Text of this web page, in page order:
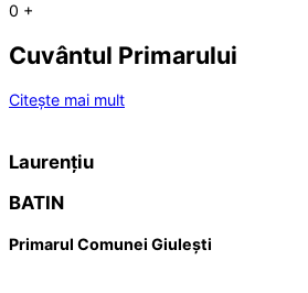
0 +
Cuvântul Primarului
Citește mai mult
Laurențiu
BATIN
Primarul Comunei Giulești